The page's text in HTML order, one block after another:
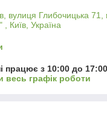
вулиця Глибочицька
, Київ, Україна
працює з 10:00 до 17:00
весь графік роботи